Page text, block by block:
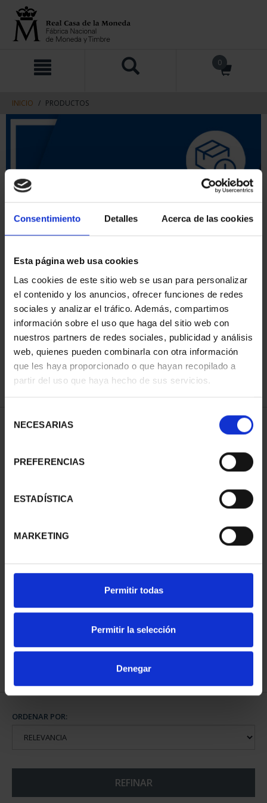
Consentimiento Detalles Acerca de las cookies
Esta página web usa cookies
Las cookies de este sitio web se usan para personalizar
el contenido y los anuncios, ofrecer funciones de redes
sociales y analizar el tráfico. Además, compartimos
información sobre el uso que haga del sitio web con
nuestros partners de redes sociales, publicidad y análisis
web, quienes pueden combinarla con otra información
que les haya proporcionado o que hayan recopilado a
partir del uso que haya hecho de sus servicios.
NECESARIAS
PREFERENCIAS
ESTADÍSTICA
MARKETING
Permitir todas
Permitir la selección
Denegar
contenido
navegacin
0
INICIO PRODUCTOS
ORDENAR POR:
REFINAR
1 Productos encontrados
SUSCRIPCIÓN CIUDADES
PATRIMONIO DE LA
HU...
registrados
ORDENAR POR:
REFINAR